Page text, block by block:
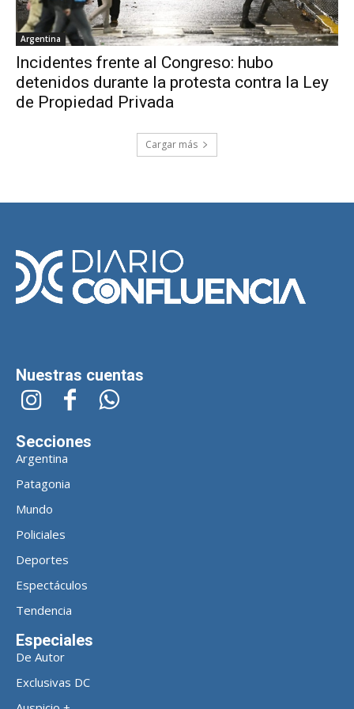
Argentina
Incidentes frente al Congreso: hubo
detenidos durante la protesta contra la Ley
de Propiedad Privada
Cargar más
Nuestras cuentas
Secciones
Argentina
Patagonia
Mundo
Policiales
Deportes
Espectáculos
Tendencia
Especiales
De Autor
Exclusivas DC